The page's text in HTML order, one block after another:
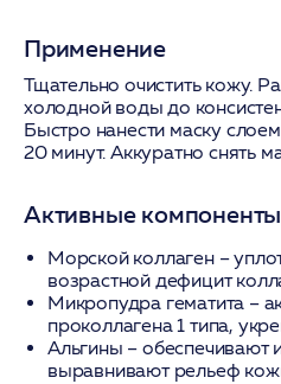
Применение
Тщательно очистить кожу.
холодной воды до
Быстро нанести маску
20 минут. Аккуратно снять
Активные компоненты
Морской коллаген–
возрастной дефицит
Микропудра гематита –
проколлагена 1 типа,
Альгины – обеспечивают
выравнивают рельеф